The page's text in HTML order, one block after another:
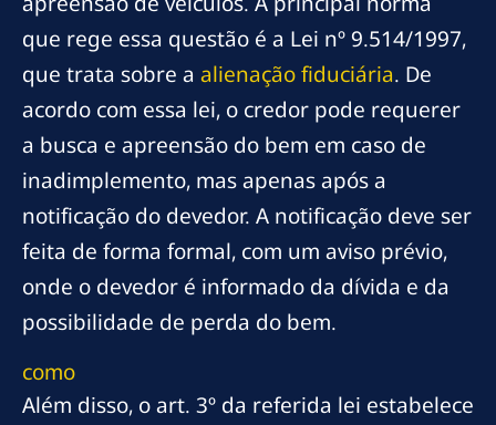
que rege essa questão é a Lei nº 9.514/1997,
que trata sobre a alienação fiduciária. De
acordo com essa lei, o credor pode requerer
a busca e apreensão do bem em caso de
inadimplemento, mas apenas após a
notificação do devedor. A notificação deve ser
feita de forma formal, com um aviso prévio,
onde o devedor é informado da dívida e da
possibilidade de perda do bem.
como
Além disso, o art. 3º da referida lei estabelece